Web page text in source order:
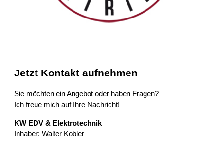
Jetzt Kontakt aufnehmen
Sie möchten ein Angebot oder haben Fragen?
Ich freue mich auf Ihre Nachricht!
KW EDV & Elektrotechnik
Inhaber: Walter Kobler